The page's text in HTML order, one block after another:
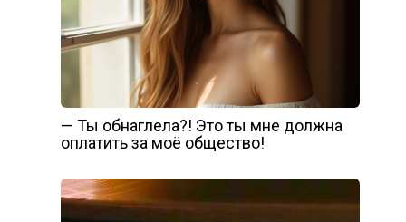
— Ты обнаглела?! Это ты мне должна
оплатить за моё общество!